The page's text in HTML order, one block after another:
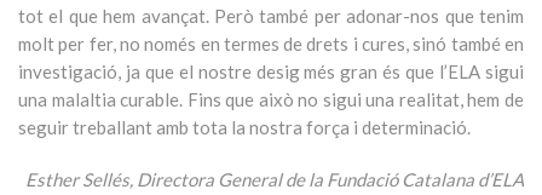
tot el que hem avançat. Però també per adonar-nos que tenim
molt per fer, no només en termes de drets i cures, sinó també en
investigació, ja que el nostre desig més gran és que l’ELA sigui
una malaltia curable. Fins que això no sigui una realitat, hem de
seguir treballant amb tota la nostra força i determinació.
Esther Sellés, Directora General de la Fundació Catalana d’ELA